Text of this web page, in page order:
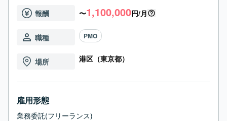
報酬 〜1,100,000円/月
職種 PMO
場所 港区（東京都）
雇用形態
業務委託(フリーランス)